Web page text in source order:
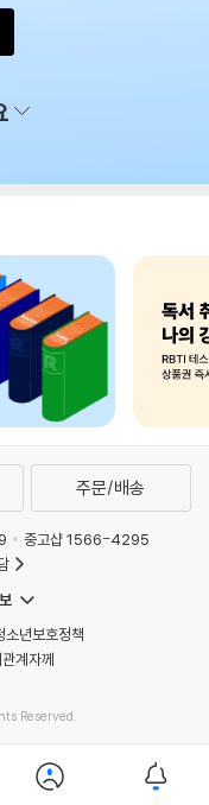
주문/배송
중고샵 1566-4295
소년보호정책
계자께
Reserved.